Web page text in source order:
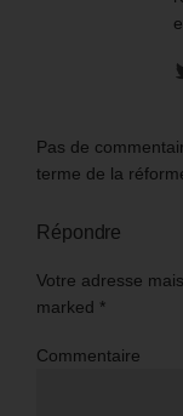
Pas de
terme de la
Répondre
Votre adresse
marked *
Commentaire